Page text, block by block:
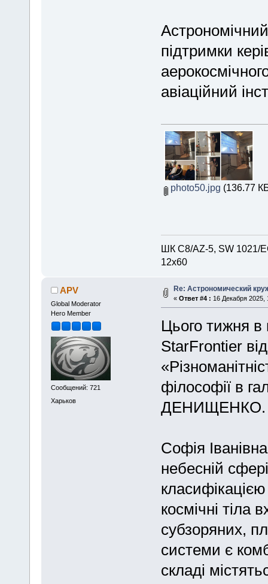
підтримки
авіаційний
photo50.jpg (136.77
ШК С8/AZ-5, SW 1021/
12х60
APV
Global Moderator
Hero Member
Сообщений: 721
Харьков
Re: Астрономический
« Ответ #4 : 16 Декабря 2025,
Цього тижня в
StarFrontier
філософії в
ДЕНИЩЕНКО.
Софія
небесній
космічні тіла
субзоряних,
системи є
складі